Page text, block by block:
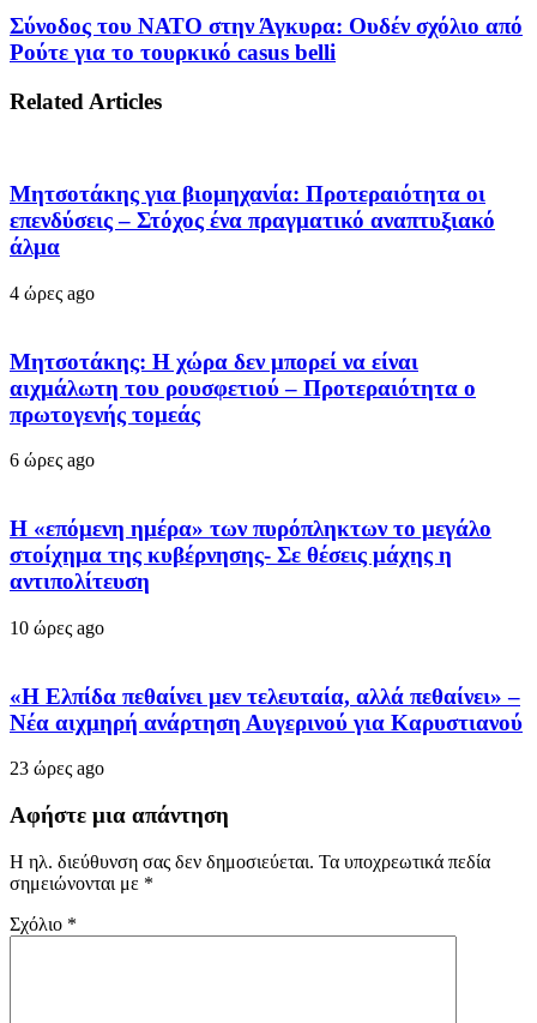
Σύνοδος του ΝΑΤΟ στην Άγκυρα: Ουδέν σχόλιο από
Ρούτε για το τουρκικό casus belli
Related Articles
Μητσοτάκης για βιομηχανία: Προτεραιότητα οι
επενδύσεις – Στόχος ένα πραγματικό αναπτυξιακό
άλμα
4 ώρες ago
Μητσοτάκης: Η χώρα δεν μπορεί να είναι
αιχμάλωτη του ρουσφετιού – Προτεραιότητα ο
πρωτογενής τομεάς
6 ώρες ago
Η «επόμενη ημέρα» των πυρόπληκτων το μεγάλο
στοίχημα της κυβέρνησης- Σε θέσεις μάχης η
αντιπολίτευση
10 ώρες ago
«Η Ελπίδα πεθαίνει μεν τελευταία, αλλά πεθαίνει» –
Νέα αιχμηρή ανάρτηση Αυγερινού για Καρυστιανού
23 ώρες ago
Αφήστε μια απάντηση
Η ηλ. διεύθυνση σας δεν δημοσιεύεται. Τα υποχρεωτικά πεδία
σημειώνονται με *
Σχόλιο *